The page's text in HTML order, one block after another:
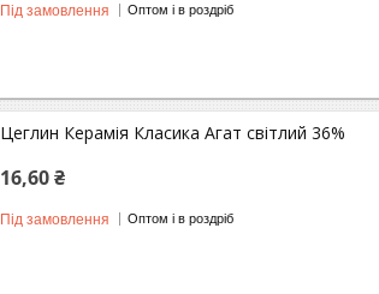
Під замовлення Оптом і в роздріб
Цеглин Керамія Класика Агат світлий 36%
16,60 ₴
Під замовлення Оптом і в роздріб